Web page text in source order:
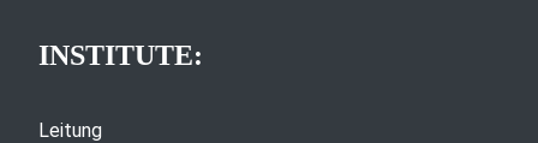
INSTITUTE:
Leitung